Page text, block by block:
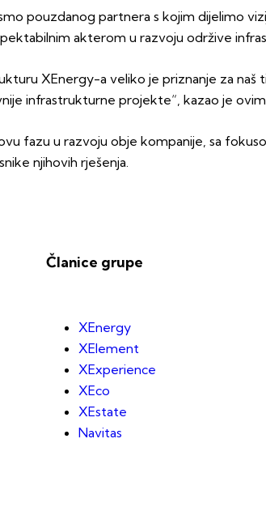
pouzdanog partnera s kojim dijelimo
akterom u razvoju održive
XEnergy-a veliko je priznanje za
infrastrukturne projekte“, kazao je
fazu u razvoju obje kompanije, sa
njihovih rješenja.
Članice grupe
XEnergy
XElement
XExperience
XEco
XEstate
Navitas